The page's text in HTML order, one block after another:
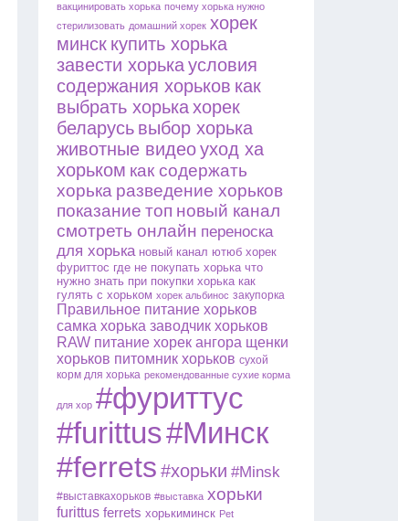
вакцинировать хорька почему хорька нужно
стерилизовать домашний хорек хорек
минск купить хорька
завести хорька условия
содержания хорьков как
выбрать хорька хорек
беларусь выбор хорька
животные видео уход ха
хорьком как содержать
хорька разведение хорьков
показание топ новый канал
смотреть онлайн переноска
для хорька новый канал ютюб хорек
фуриттос где не покупать хорька что
нужно знать при покупки хорька как
гулять с хорьком хорек альбинос закупорка
Правильное питание хорьков
самка хорька заводчик хорьков
RAW питание хорек ангора щенки
хорьков питомник хорьков сухой
корм для хорька рекомендованные сухие корма
для хор #фуриттус
#furittus#Минск
#ferrets #хорьки #Minsk
#выставкахорьков #выставка хорьки
furittus ferrets хорькиминск Pet